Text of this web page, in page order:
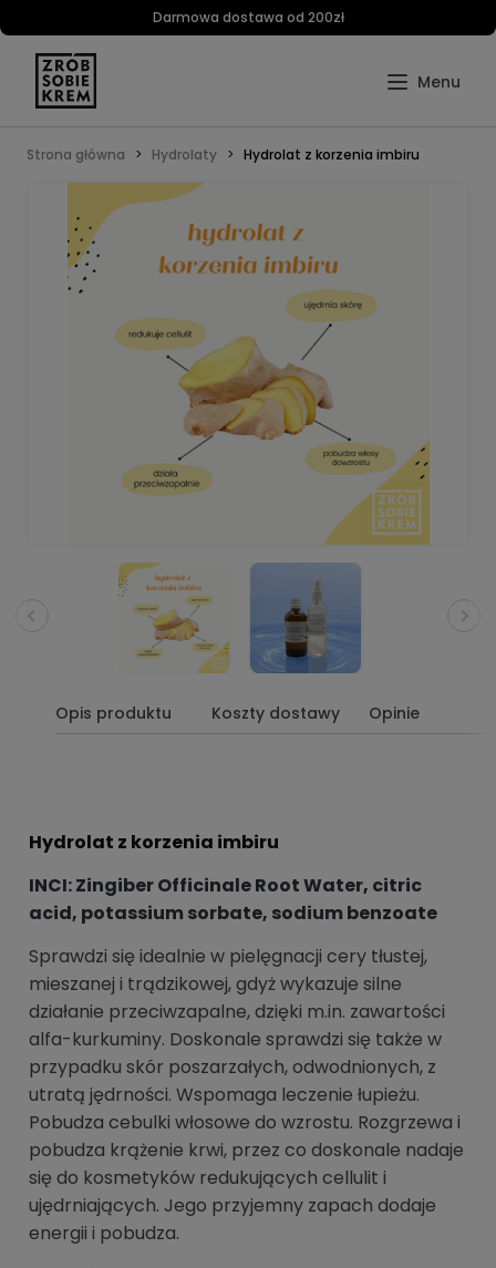
Darmowa dostawa od 200zł
Strona główna Hydrolaty Hydrolat z korzenia imbiru
Opis produktu Koszty dostawy Opinie
Hydrolat z korzenia imbiru
INCI:Zingiber Officinale Root Water, citric
acid, potassium sorbate, sodium benzoate
Sprawdzi się idealnie w pielęgnacji cery tłustej,
mieszanej i trądzikowej, gdyż wykazuje silne
działanie przeciwzapalne, dzięki m.in. zawartości
alfa-kurkuminy. Doskonale sprawdzi się także w
przypadku skór poszarzałych, odwodnionych, z
utratą jędrności. Wspomaga leczenie łupieżu.
Pobudza cebulki włosowe do wzrostu. Rozgrzewa i
pobudza krążenie krwi, przez co doskonale nadaje
się do kosmetyków redukujących cellulit i
ujędrniających. Jego przyjemny zapach dodaje
energii i pobudza.